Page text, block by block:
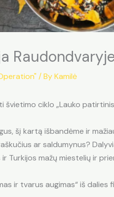
/ ByKamilė
ciklo „Lauko
šį kartą išbandėme ir
ar saldumynus?
Turkijos mažų miestelių ir
ir tvarus augimas“ iš dalies